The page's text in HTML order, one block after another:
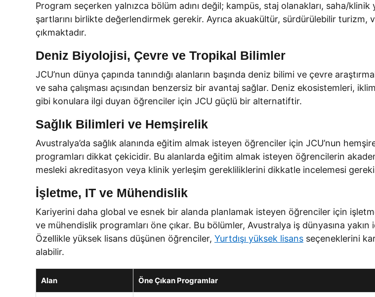
Program seçerken yalnızca bölüm adını değil; kampüs, staj olanakları, saha/
şartlarını birlikte değerlendirmek gerekir. Ayrıca akuakültür, sürdürülebilir
çıkmaktadır.
Deniz Biyolojisi, Çevre ve Tropikal Bilimler
JCU’nun dünya çapında tanındığı alanların başında deniz bilimi ve çevre
ve saha çalışması açısından benzersiz bir avantaj sağlar. Deniz ekosistemleri,
gibi konulara ilgi duyan öğrenciler için JCU güçlü bir alternatiftir.
Sağlık Bilimleri ve Hemşirelik
Avustralya’da sağlık alanında eğitim almak isteyen öğrenciler için JCU’nun
programları dikkat çekicidir. Bu alanlarda eğitim almak isteyen öğrencilerin
mesleki akreditasyon veya klinik yerleşim gerekliliklerini dikkatle incelemesi
İşletme, IT ve Mühendislik
Kariyerini daha global ve esnek bir alanda planlamak isteyen öğrenciler için
ve mühendislik programları öne çıkar. Bu bölümler, Avustralya iş dünyasına
Özellikle yüksek lisans düşünen öğrenciler, Yurtdışı yüksek lisans seçeneklerini
alabilir.
Alan Öne Çıkan Programlar